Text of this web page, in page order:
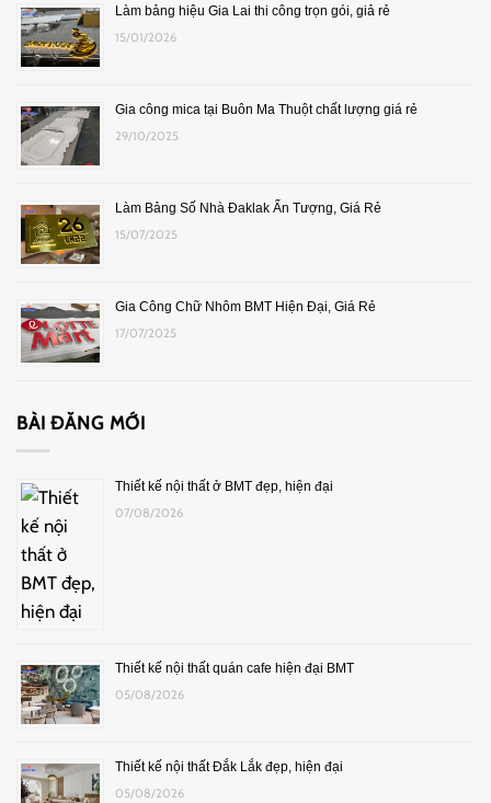
Làm bảng hiệu Gia Lai thi công trọn gói, giả rẻ
15/01/2026
Gia công mica tại Buôn Ma Thuột chất lượng giá rẻ
29/10/2025
Làm Bảng Số Nhà Đaklak Ấn Tượng, Giá Rẻ
15/07/2025
Gia Công Chữ Nhôm BMT Hiện Đại, Giá Rẻ
17/07/2025
BÀI ĐĂNG MỚI
Thiết kế nội thất ở BMT đẹp, hiện đại
07/08/2026
Thiết kế nội thất quán cafe hiện đại BMT
05/08/2026
Thiết kế nội thất Đắk Lắk đẹp, hiện đại
05/08/2026